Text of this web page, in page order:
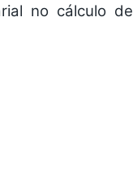
no cálculo de